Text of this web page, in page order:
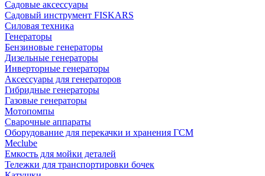
Садовые аксессуары
Садовый инструмент FISKARS
Силовая техника
Генераторы
Бензиновые генераторы
Дизельные генераторы
Инверторные генераторы
Аксессуары для генераторов
Гибридные генераторы
Газовые генераторы
Мотопомпы
Сварочные аппараты
Оборудование для перекачки и хранения ГСМ
Meclube
Емкость для мойки деталей
Тележки для транспортировки бочек